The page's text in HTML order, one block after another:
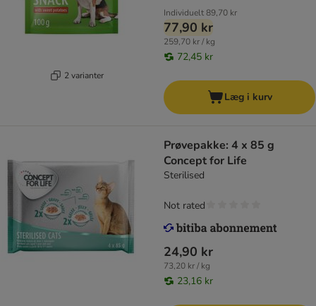
2 varianter
Individuelt89,70 kr
77,90 kr
259,70 kr / kg
72,45 kr
Læg i kurv
Prøvepakke: 4 x 85 g
Concept for Life
Sterilised
24,90 kr
73,20 kr / kg
23,16 kr
Not rated